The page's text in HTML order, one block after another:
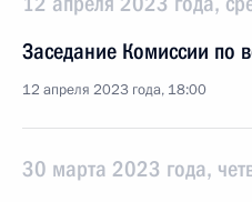
Заседание Комиссии по
12 апреля 2023 года, 18:00
30 марта 2023 года,